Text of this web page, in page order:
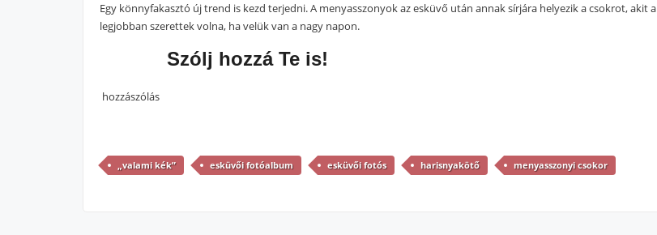
Egy könnyfakasztó új trend is kezd terjedni. A menyasszonyok az esküvő után annak sírjára helyezik a csokrot, akit a
legjobban szerettek volna, ha velük van a nagy napon.
Szólj hozzá Te is!
hozzászólás
„valami kék” esküvői fotóalbum esküvői fotós harisnyakötő menyasszonyi csokor